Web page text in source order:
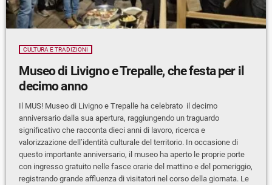
CULTURA E TRADIZIONI
Museo di Livigno e Trepalle, che festa per il
decimo anno
Il MUS! Museo di Livigno e Trepalle ha celebrato il decimo
anniversario dalla sua apertura, raggiungendo un traguardo
significativo che racconta dieci anni di lavoro, ricerca e
valorizzazione dell’identità culturale del territorio. In occasione di
questo importante anniversario, il museo ha aperto le proprie porte
con ingresso gratuito nelle fasce orarie del mattino e del pomeriggio,
registrando grande affluenza di visitatori nel corso della giornata. Le